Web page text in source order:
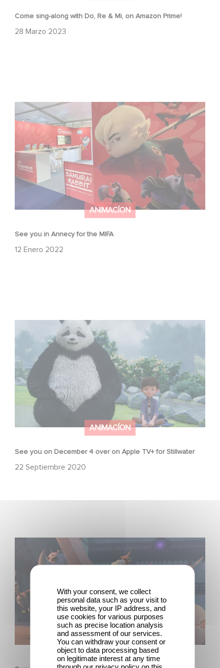
Come sing-along with Do, Re & Mi, on Amazon Prime!
28 Marzo 2023
ANIMACÍON
See you in Annecy for the MIFA
12 Enero 2022
See you in Annecy for the MIFA
ANIMACÍON
See you on December 4 over on Apple TV+ for Stillwater
22 Septiembre 2020
See you on December 4 over on Apple TV+ for
Stillwater
ANIMACÍON
Samurai Rabbit: The Usagi Chronicles, coming soon to
With your consent, we collect
personal data such as your visit to
this website, your IP address, and
use cookies for various purposes
such as precise location analysis
and assessment of our services.
You can withdraw your consent or
object to data processing based
on legitimate interest at any time
through our privacy policy on this